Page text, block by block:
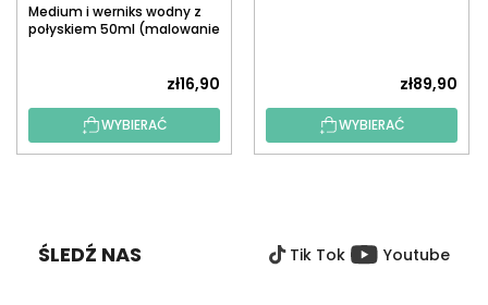
Medium i werniks wodny z
połyskiem 50ml (malowanie
zł16,90
WYBIERAĆ
zł89,90
WYBIERAĆ
ŚLEDŹ NAS Tik Tok Youtube